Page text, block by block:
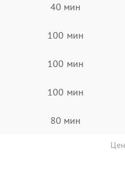
40 мин
100 мин
100 мин
100 мин
80 мин